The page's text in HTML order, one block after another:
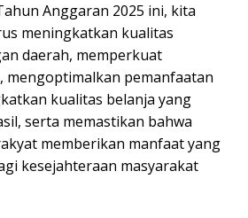
Anggaran 2025 ini, kita
meningkatkan kualitas
daerah, memperkuat
mengoptimalkan pemanfaatan
kualitas belanja yang
serta memastikan bahwa
memberikan manfaat yang
kesejahteraan masyarakat